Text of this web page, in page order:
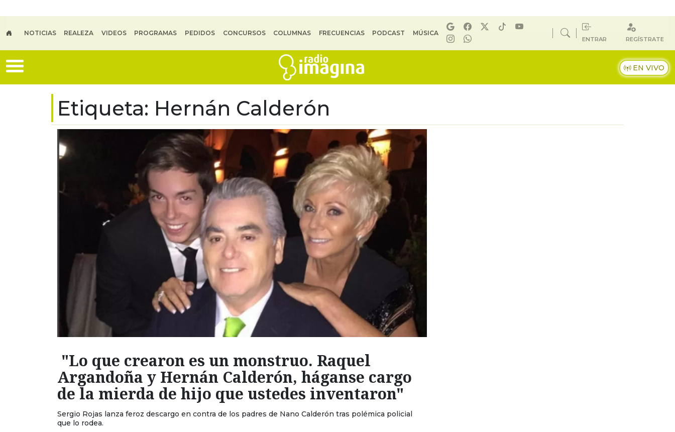
NOTICIAS REALEZA VIDEOS PROGRAMAS PEDIDOS CONCURSOS COLUMNAS FRECUENCIAS PODCAST MÚSICA
ENTRAR REGÍSTRATE
EN VIVO
Etiqueta: Hernán Calderón
"Lo que crearon es un monstruo. Raquel
Argandoña y Hernán Calderón, háganse cargo
de la mierda de hijo que ustedes inventaron"
Sergio Rojas lanza feroz descargo en contra de los padres de Nano Calderón tras polémica policial
que lo rodea.